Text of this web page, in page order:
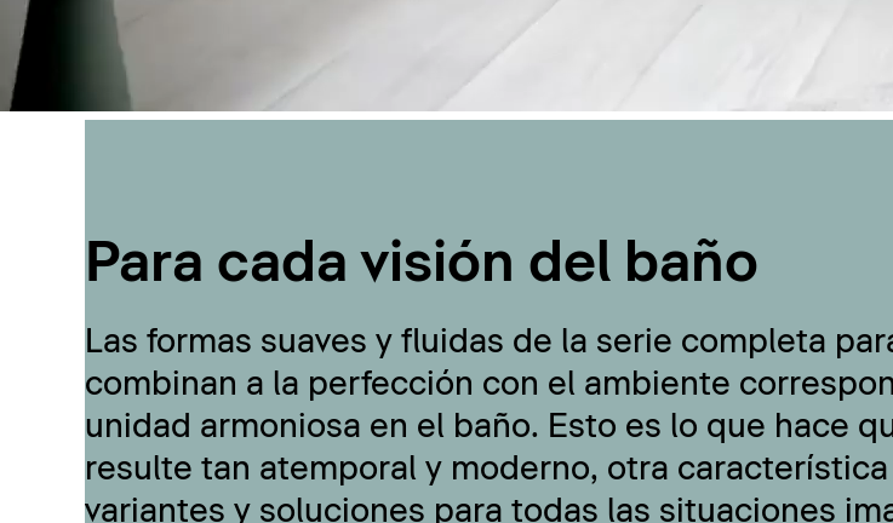
Para cada visión del baño
Las formas suaves y fluidas de la serie completa
combinan a la perfección con el ambiente
unidad armoniosa en el baño. Esto es lo que hace
resulte tan atemporal y moderno, otra
variantes y soluciones para todas las situaciones